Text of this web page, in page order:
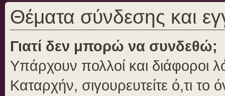
Θέματα σύνδεσης και
Γιατί δεν μπορώ να συνδεθώ;
Υπάρχουν πολλοί και διάφοροι
Καταρχήν, σιγουρευτείτε ό,τι